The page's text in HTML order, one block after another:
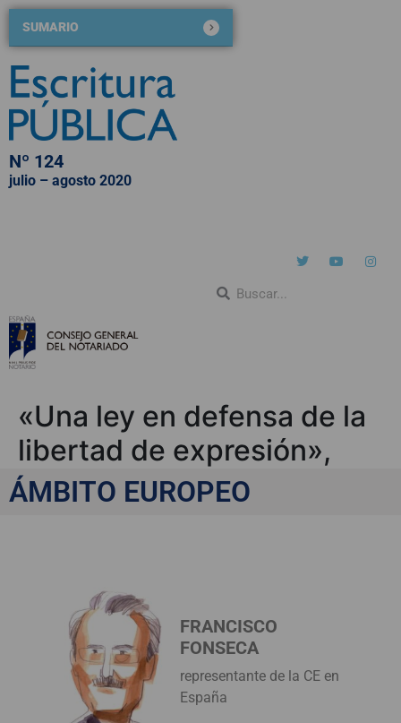
SUMARIO
Nº 124
julio – agosto 2020
«Una ley en defensa de la
libertad de expresión»,
por Francisco Fonseca
ÁMBITO EUROPEO
FRANCISCO
FONSECA
representante de la CE en
España